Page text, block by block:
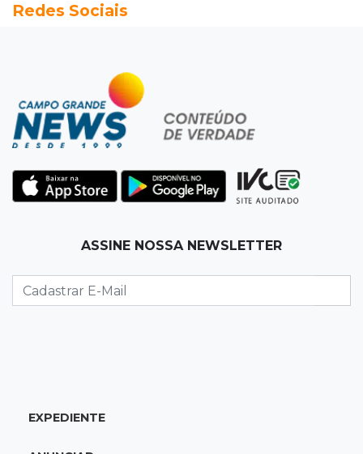
Júri condena a 25 anos homem que atropelou
Banco Central reduz juros para 14% ao ano em
4º corte consecutivo
Dólar comercial fecha cotado a R$ 5,12 com
atenção ao cenário externo
Ideb
Estado, mas aprendizagem recua
18:02Ideb
Redes Sociais
ASSINE NOSSA NEWSLETTER
EXPEDIENTE